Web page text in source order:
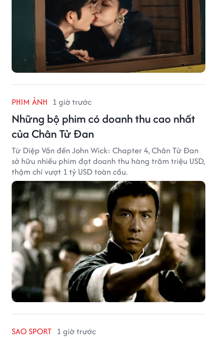
PHIM ẢNH 1 giờ trước
Những bộ phim có doanh thu cao nhất
của Chân Tử Đan
Từ Diệp Vấn đến John Wick: Chapter 4, Chân Tử Đan
sở hữu nhiều phim đạt doanh thu hàng trăm triệu USD,
thậm chí vượt 1 tỷ USD toàn cầu.
SAO SPORT 1 giờ trước